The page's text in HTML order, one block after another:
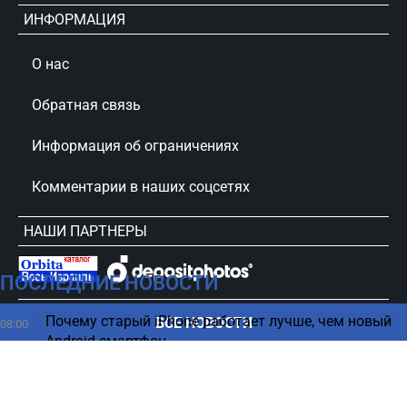
ПОСЛЕДНИЕ НОВОСТИ
08:00
Почему старый iPhone работает лучше, чем новый
Android-смартфон
ВСЕ НОВОСТИ
ИНФОРМАЦИЯ
О нас
Обратная связь
Информация об ограничениях
Комментарии в наших соцсетях
НАШИ ПАРТНЕРЫ
сursorinfo.co.il © Все права защищены